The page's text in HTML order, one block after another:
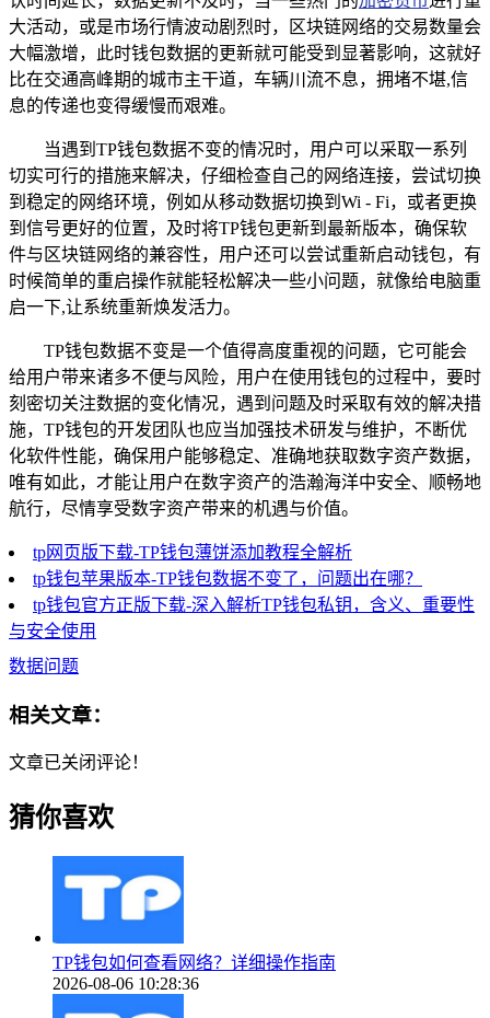
大活动，或是市场行情波动剧烈时，区块链网络的交易数量会
大幅激增，此时钱包数据的更新就可能受到显著影响，这就好
比在交通高峰期的城市主干道，车辆川流不息，拥堵不堪,信
息的传递也变得缓慢而艰难。
当遇到TP钱包数据不变的情况时，用户可以采取一系列
切实可行的措施来解决，仔细检查自己的网络连接，尝试切换
到稳定的网络环境，例如从移动数据切换到Wi - Fi，或者更换
到信号更好的位置，及时将TP钱包更新到最新版本，确保软
件与区块链网络的兼容性，用户还可以尝试重新启动钱包，有
时候简单的重启操作就能轻松解决一些小问题，就像给电脑重
启一下,让系统重新焕发活力。
TP钱包数据不变是一个值得高度重视的问题，它可能会
给用户带来诸多不便与风险，用户在使用钱包的过程中，要时
刻密切关注数据的变化情况，遇到问题及时采取有效的解决措
施，TP钱包的开发团队也应当加强技术研发与维护，不断优
化软件性能，确保用户能够稳定、准确地获取数字资产数据，
唯有如此，才能让用户在数字资产的浩瀚海洋中安全、顺畅地
航行，尽情享受数字资产带来的机遇与价值。
tp网页版下载-TP钱包薄饼添加教程全解析
tp钱包苹果版本-TP钱包数据不变了，问题出在哪？
tp钱包官方正版下载-深入解析TP钱包私钥，含义、重要性
与安全使用
数据问题
相关文章：
文章已关闭评论！
猜你喜欢
TP钱包如何查看网络？详细操作指南
2026-08-06 10:28:36